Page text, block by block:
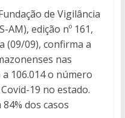
de Vigilância
AM), edição nº 161,
(09/09), confirma a
nas
106.014 o número
19 no estado.
dos casos